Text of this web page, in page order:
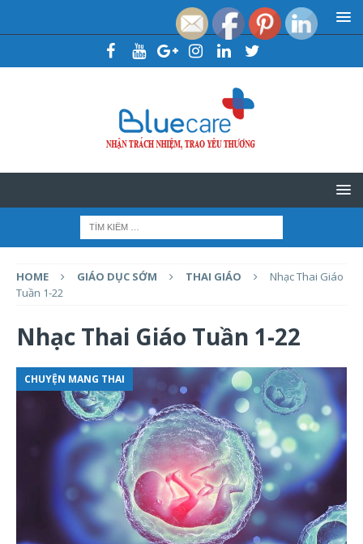
HOME GIÁO DỤC SỚM THAI GIÁO
Nhạc Thai Giáo
Tuần 1-22
Nhạc Thai Giáo Tuần 1-22
CHUYỆN MANG THAI